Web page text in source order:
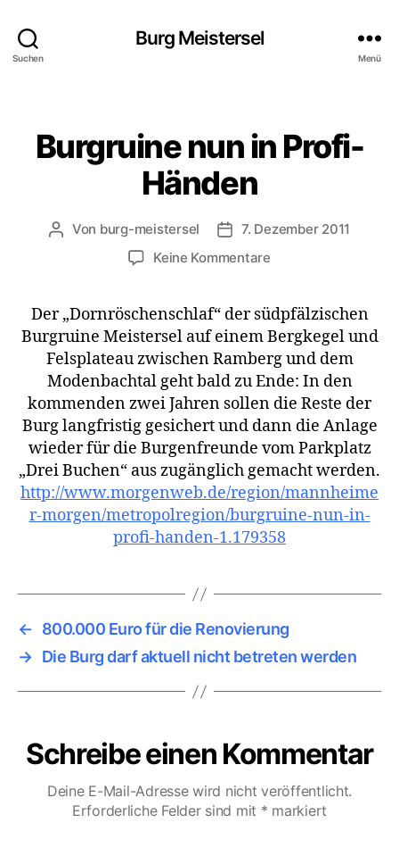
Suchen
Burg Meistersel
Menü
Kategorien
Burgruine nun in Profi-
Händen
Beitragsautor
Von burg-meistersel Veröffentlichungsdatum
7. Dezember 2011
Keine Kommentarezu
in
Profi-
Händen
Der „Dornröschenschlaf“ der südpfälzischen
Burgruine Meistersel auf einem Bergkegel und
Felsplateau zwischen Ramberg und dem
Modenbachtal geht bald zu Ende: In den
kommenden zwei Jahren sollen die Reste der
Burg langfristig gesichert und dann die Anlage
wieder für die Burgenfreunde vom Parkplatz
„Drei Buchen“ aus zugänglich gemacht werden.
http://www.morgenweb.de/region/mannheime
r-morgen/metropolregion/burgruine-nun-in-
profi-handen-1.179358
←
800.000 Euro für die Renovierung
→ Die Burg darf aktuell nicht betreten werden
Schreibe einen Kommentar
Deine E-Mail-Adresse wird nicht veröffentlicht.
Erforderliche Felder sind mit * markiert